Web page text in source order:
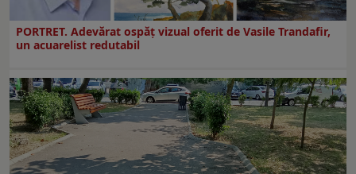
PORTRET. Adevărat ospăț vizual oferit de Vasile Trandafir,
un acuarelist redutabil